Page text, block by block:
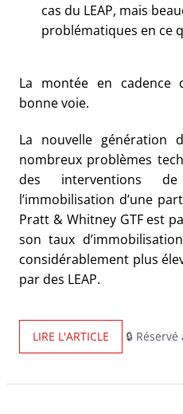
cas du LEAP, mais
problématiques en ce
La montée en cadence
bonne voie.
La nouvelle génération
nombreux problèmes
des interventions
l’immobilisation d’une
Pratt & Whitney GTF est
son taux
considérablement plus
par des LEAP.
LIRE L'ARTICLE 🔒